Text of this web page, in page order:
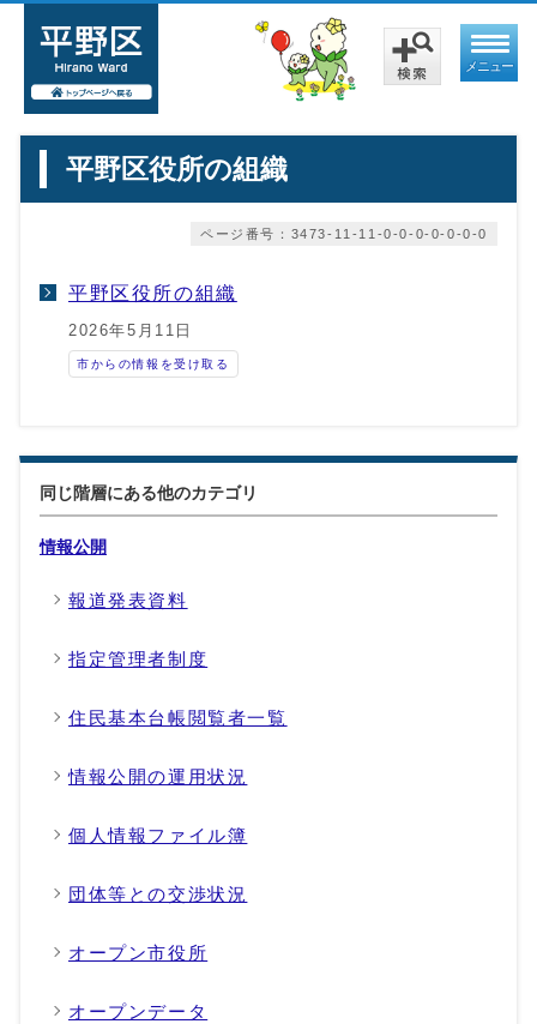
メニュー
平野区役所の組織
ページ番号：3473-11-11-0-0-0-0-0-0-0
平野区役所の組織
2026年5月11日
市からの情報を受け取る
同じ階層にある他のカテゴリ
情報公開
報道発表資料
指定管理者制度
住民基本台帳閲覧者一覧
情報公開の運用状況
個人情報ファイル簿
団体等との交渉状況
オープン市役所
オープンデータ